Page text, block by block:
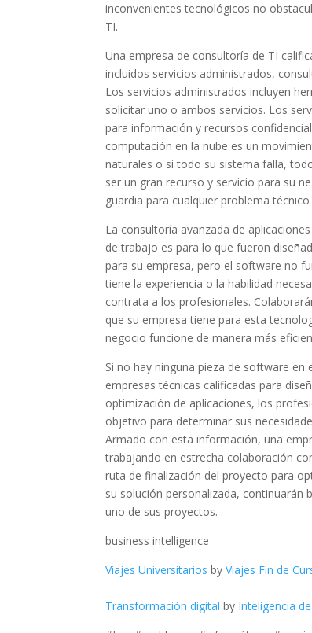
inconvenientes tecnológicos no
TI.
Una empresa de consultoría de TI
incluidos servicios administrados,
Los servicios administrados incluyen
solicitar uno o ambos servicios. Los
para información y recursos
computación en la nube es un
naturales o si todo su sistema falla,
ser un gran recurso y servicio para su
guardia para cualquier problema
La consultoría avanzada de
de trabajo es para lo que fueron
para su empresa, pero el software no
tiene la experiencia o la habilidad
contrata a los profesionales.
que su empresa tiene para esta
negocio funcione de manera más
Si no hay ninguna pieza de software
empresas técnicas calificadas para
optimización de aplicaciones, los
objetivo para determinar sus
Armado con esta información, una
trabajando en estrecha colaboración
ruta de finalización del proyecto para
su solución personalizada,
uno de sus proyectos.
business intelligence
Viajes Universitarios byViajes Fin de
Transformación digital by Inteligencia